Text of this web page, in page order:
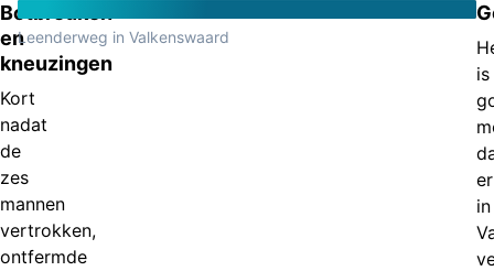
Botbreuken
en
kneuzingen
Kort
nadat
de
zes
mannen
vertrokken,
ontfermde
Leenderweg in Valkenswaard
is
er
in